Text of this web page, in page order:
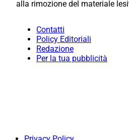
alla rimozione del materiale
Contatti
Policy Editoriali
Redazione
Per la tua pubblicità